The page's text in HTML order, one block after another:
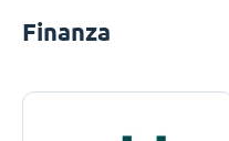
Finanza